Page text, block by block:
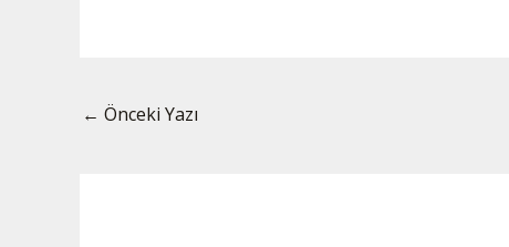
← Önceki Yazı